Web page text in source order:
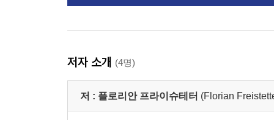
저자 소개 (4명)
저 : 플로리안 프라이슈테터 (Florian